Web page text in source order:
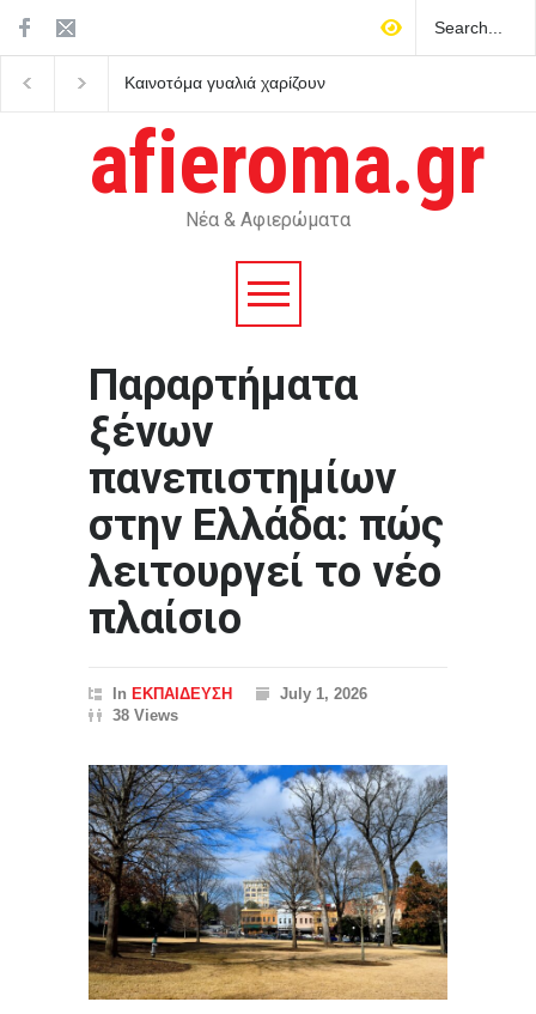
Με γεμάτο γήπεδο η
στην Τούμπα
afieroma.gr
Νέα & Αφιερώματα
Παραρτήματα
ξένων
πανεπιστημίων
στην Ελλάδα: πώς
λειτουργεί το νέο
πλαίσιο
In ΕΚΠΑΙΔΕΥΣΗ
July 1, 2026
38 Views